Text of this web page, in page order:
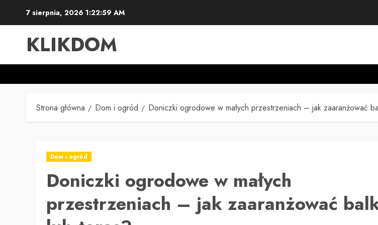
7 sierpnia, 2026 1:23:00 AM
KLIKDOM
Strona główna Dom i ogród Doniczki ogrodowe w małych przestrzeniach – jak zaaranżować
Dom i ogród
Doniczki ogrodowe w małych
przestrzeniach – jak zaaranżować